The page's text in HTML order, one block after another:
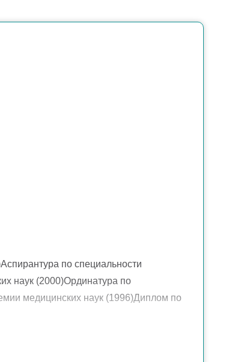
по специальности
наук (2000)Ординатура по
медицинских наук (1996)Диплом по